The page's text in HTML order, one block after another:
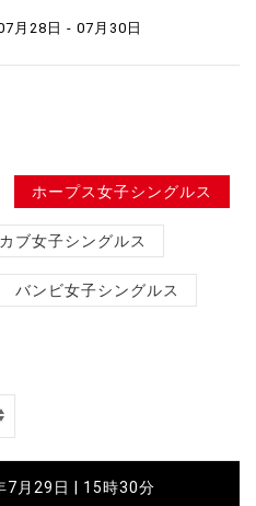
月28日 - 07月30日
ホープス女子シングルス
カブ女子シングルス
バンビ女子シングルス
7月29日 | 15時30分